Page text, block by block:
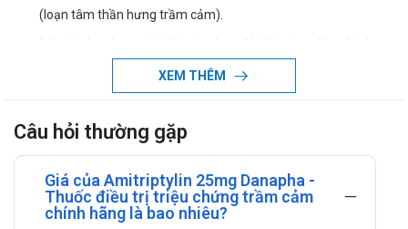
(loạn tâm thần hưng trầm cảm).
Điều trị chọn lọc một số trường hợp đái dầm ban đêm ở trẻ
em lớn (sau khi đã loại bỏ biến chứng thực thể đường tiết niệu
bằng các test thích hợp).
Hướng dẫn dùng Amitriptylin 25mg
Danapha
Cách sử dụng:
Dùng đường uống.
XEM THÊM
Câu hỏi thường gặp
Giá của Amitriptylin 25mg Danapha -
Thuốc điều trị triệu chứng trầm cảm
chính hãng là bao nhiêu?